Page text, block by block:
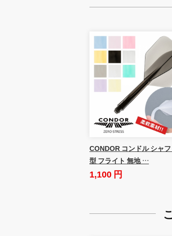
CONDOR コンドル シャ
型 フライト 無地 …
1,100 円